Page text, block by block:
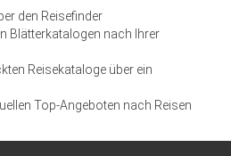
den Reisefinder
Blätterkatalogen nach Ihrer
Reisekataloge über ein
Top-Angeboten nach Reisen